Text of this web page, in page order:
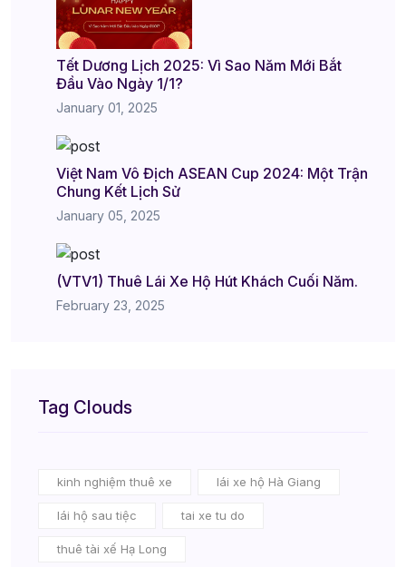
Tết Dương Lịch 2025: Vì Sao Năm Mới Bắt
Đầu Vào Ngày 1/1?
January 01, 2025
Việt Nam Vô Địch ASEAN Cup 2024: Một Trận
Chung Kết Lịch Sử
January 05, 2025
(VTV1) Thuê Lái Xe Hộ Hút Khách Cuối Năm.
February 23, 2025
Tag Clouds
kinh nghiệm thuê xe lái xe hộ Hà Giang
lái hộ sau tiệc tai xe tu do
thuê tài xế Hạ Long